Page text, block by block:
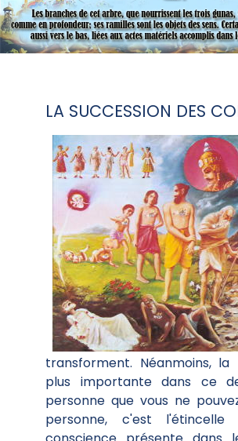
LA SUCCESSION DES
transforment. Néanmoins, la
plus importante dans ce
personne que vous ne
personne, c'est